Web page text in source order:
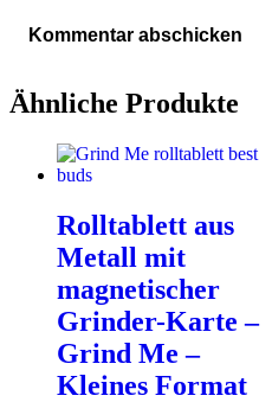
Ähnliche Produkte
Rolltablett aus
Metall mit
magnetischer
Grinder-Karte –
Grind Me –
Kleines Format